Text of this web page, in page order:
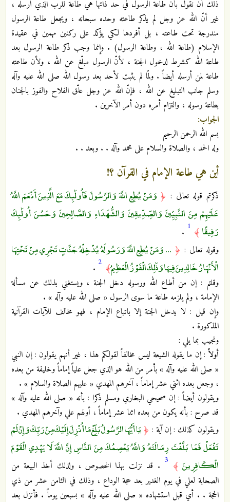
ذلك أن نقول بأنّ طاعة الرسول في حد ذاتها هي طاعة للرب الذي أرسله ،
غير أنّ الله عز وجل لم يذكر طاعته وحده سبحانه ، ويجعل طاعة الرسول
مندرجة تحت طاعته ، بل أفردها لكي يؤكد على ركنين مهمين في عقيدة
الإسلام (طاعة الله ، وطاعة الرسول) . وإنما وجب ذكر طاعة الرسول بعد
طاعة الله كشرط لدخول الجنة ، لأنّ الرسول مبلّغ عن الله ، ولأن طاعته
طاعة لمن أرسله أيضاً . ولمّا لم يثبت لأحد بعد رسول الله صلى الله عليه وآله
وسلم جانب التبليغ عن الله ، فإنّ الله عز وجل علّق الفلاح والفوز بالجنان
بطاعة رسوله ، والتزام أمره دون أمر الآخرين .
الجواب:
بسم الله الرحمن الرحيم
وله الحمد ، والصلاة والسلام على محمد وآله . . وبعد . .
أين هي طاعة الإمام في القرآن ؟!
ذكرتم قوله تعالى : ﴿ وَمَنْ يُطِعِ اللَّهَ وَالرَّسُولَ فَأُولَٰئِكَ مَعَ الَّذِينَ أَنْعَمَ اللَّهُ
عَلَيْهِمْ مِنَ النَّبِيِّينَ وَالصِّدِّيقِينَ وَالشُّهَدَاءِ وَالصَّالِحِينَ وَحَسُنَ أُولَٰئِكَ
رَفِيقًا ﴾ 1
.
وقوله تعالى : ﴿ ... وَمَنْ يُطِعِ اللَّهَ وَرَسُولَهُ يُدْخِلْهُ جَنَّاتٍ تَجْرِي مِنْ تَحْتِهَا
الْأَنْهَارُ خَالِدِينَ فِيهَا وَذَٰلِكَ الْفَوْزُ الْعَظِيمُ﴾ 2
.
وقلتم : إن من أطاع الله ورسوله دخل الجنة ، ويستغني بذلك عن مسألة
الإمامة ، ولم يلزمه طاعة ما سوى الرسول « صلى الله عليه وآله » .
وإن قيل : لا يدخل الجنة إلا باتباع الإمام ، فهو مخالف للآيات القرآنية
المذكورة .
ونجيب بما يلي :
أولاً : إن ما يقوله الشيعة ليس مخالفاً لقولكم هذا ، غير أنهم يقولون : إن النبي
« صلى الله عليه وآله » بأمر من الله هو الذي جعل علياً إماماً وخليفة من بعده
، وجعل بعده اثني عشر إماماً ، آخرهم المهدي « عليهم الصلاة والسلام » .
ويقولون أيضاً : إن صحيحي البخاري ومسلم ذكرا : بأنه « صلى الله عليه وآله »
قد صرح : بأنه يكون من بعده اثنا عشر إماماً ، أولهم علي وآخرهم المهدي .
ويقولون كذلك : إن آية : ﴿ يَا أَيُّهَا الرَّسُولُ بَلِّغْ مَا أُنْزِلَ إِلَيْكَ مِنْ رَبِّكَ وَإِنْ لَمْ
تَفْعَلْ فَمَا بَلَّغْتَ رِسَالَتَهُ وَاللَّهُ يَعْصِمُكَ مِنَ النَّاسِ إِنَّ اللَّهَ لَا يَهْدِي الْقَوْمَ
الْكَافِرِينَ﴾ 3 . قد نزلت بهذا الخصوص ، ولذلك أخذ البيعة من
الصحابة لعلي في يوم الغدير بعد حجة الوداع ، وذلك في الثامن عشر من ذي
الحجة . . أي قبل استشهاده « صلى الله عليه وآله » بسبعين يوماً . فأنزل بعد